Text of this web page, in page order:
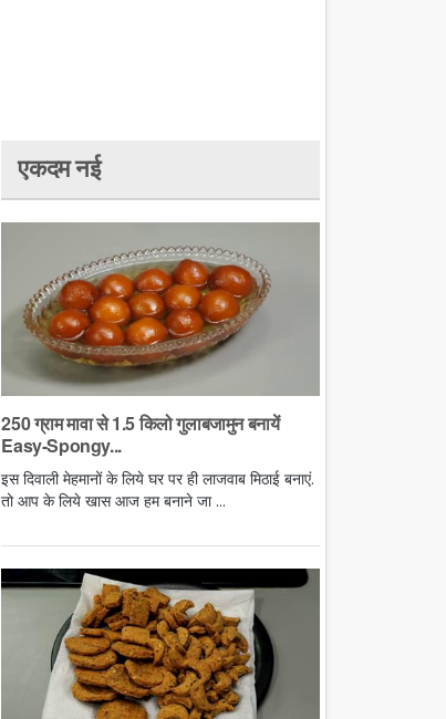
एकदम नई
250 ग्राम मावा से 1.5 किलो गुलाबजामुन बनायें
Easy-Spongy...
इस दिवाली मेहमानों के लिये घर पर ही लाजवाब मिठाई बनाएं.
तो आप के लिये खास आज हम बनाने जा ...